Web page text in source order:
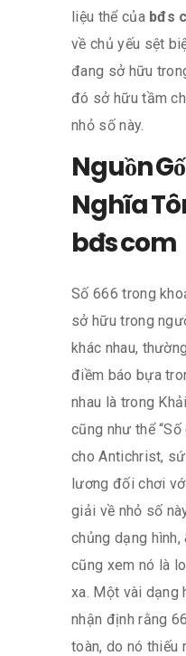
liệu thể của bđs
về chủ yếu sệt
đang sở hữu
đó sở hữu tầm
nhỏ số này.
Nguồn
Nghĩa
bđs com
Số 666 trong
sở hữu trong
khác nhau,
điềm báo bựa
nhau là trong
cũng như thể
cho Antichrist,
lương đối chơi
giải về nhỏ số
chủng dạng
cũng xem nó là
xa. Một vài dạng
nhận định rằng
toàn, do nó thiếu